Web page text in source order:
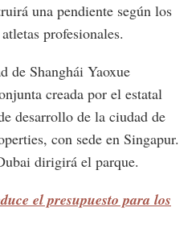
una pendiente según los
profesionales.
de Shanghái Yaoxue
creada por el estatal
desarrollo de la ciudad de
con sede en Singapur.
dirigirá el parque.
el presupuesto para los